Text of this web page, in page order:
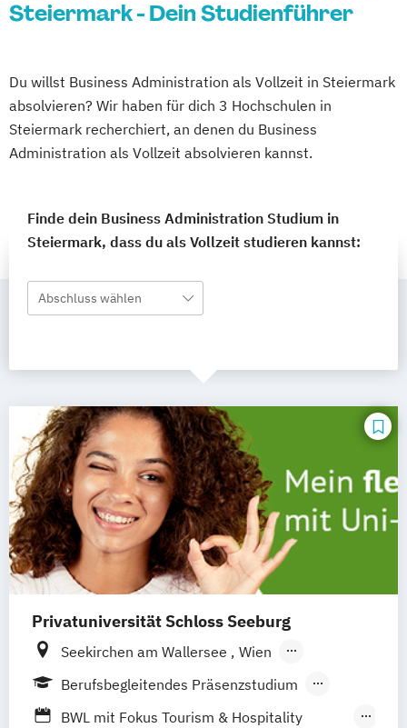
Steiermark - Dein Studienführer
Du willst Business Administration als Vollzeit in Steiermark
absolvieren? Wir haben für dich 3 Hochschulen in
Steiermark recherchiert, an denen du Business
Administration als Vollzeit absolvieren kannst.
Finde dein Business Administration Studium in
Steiermark, dass du als Vollzeit studieren kannst:
Abschluss wählen
Privatuniversität Schloss Seeburg
Seekirchen am Wallersee
Wien
Innsbruck Graz Linz Südtirol
Berufsbegleitendes Präsenzstudium
Fernstudium
Vollzeit Duales Studium
BWL mit Fokus Tourism & Hospitality